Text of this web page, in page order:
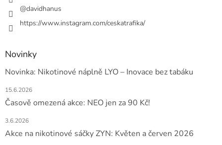
@davidhanus
https://www.instagram.com/ceskatrafika/
Novinky
Novinka: Nikotinové náplně LYO – Inovace bez tabáku
15.6.2026
Časově omezená akce: NEO jen za 90 Kč!
3.6.2026
Akce na nikotinové sáčky ZYN: Květen a červen 2026